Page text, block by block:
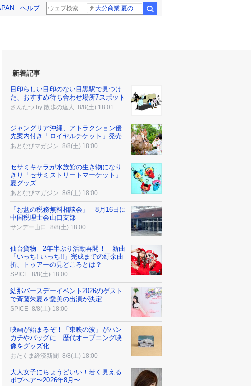
ヘルプ 大分商業 夏の甲子園
新着記事
目印らしい目印のない目黒駅で見つけ
た、おすすめ待ち合わせ場所7スポット
さんたつ by 散歩の達人 8/8(土) 18:01
ジャングリア沖縄、アトラクション優
先案内付き「ロイヤルチケット」発売
あとなびマガジン 8/8(土) 18:00
セサミキャラが水族館の生き物になり
きり「セサミストリートマーケット」
夏グッズ
あとなびマガジン 8/8(土) 18:00
「お盆の税務無料相談会」 8月16日に
中国税理士会山口支部
サンデー山口 8/8(土) 18:00
仙台貨物 2年半ぶり活動再開！ 新曲
「いっち! いっち!!」完成までの紆余曲
折、トゥアーの見どころとは？
SPICE 8/8(土) 18:00
結那バースデーイベント2026のゲスト
で斉藤朱夏＆愛美の出演が決定
SPICE 8/8(土) 18:00
映画が始まるぞ！「東映の波」がハン
カチやバッグに 歴代オープニング映
像をグッズ化
おたくま経済新聞 8/8(土) 18:00
大人女子にちょうどいい！若く見える
ボブヘア〜2026年8月〜